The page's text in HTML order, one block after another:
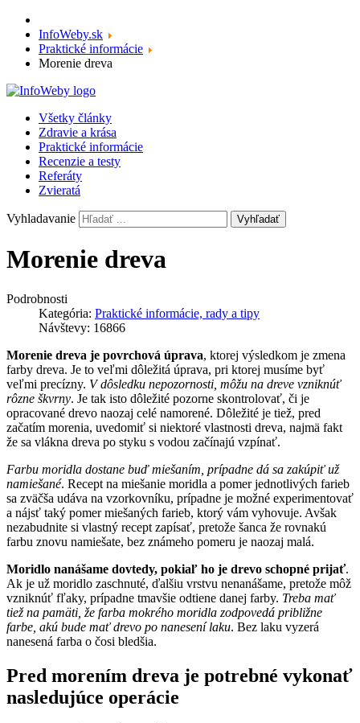
InfoWeby.sk
Praktické informácie
Morenie dreva
Všetky články
Zdravie a krása
Praktické informácie
Recenzie a testy
Referáty
Zvieratá
Vyhladavanie Vyhľadať
Morenie dreva
Podrobnosti
Kategória: Praktické informácie, rady a tipy
Návštevy: 16866
Morenie dreva je povrchová úprava, ktorej výsledkom je zmena
farby dreva. Je to veľmi dôležitá úprava, pri ktorej musíme byť
veľmi precízny. V dôsledku nepozornosti, môžu na dreve vzniknúť
rôzne škvrny. Je tak isto dôležité pozorne skontrolovať, či je
opracované drevo naozaj celé namorené. Dôležité je tiež, pred
začatím morenia, uvedomiť si niektoré vlastnosti dreva, najmä fakt
že sa vlákna dreva po styku s vodou začínajú vzpínať.
Farbu moridla dostane buď miešaním, prípadne dá sa zakúpiť už
namiešané. Recept na miešanie moridla a pomer jednotlivých farieb
sa zväčša udáva na vzorkovníku, prípadne je možné experimentovať
a nájsť taký pomer miešaných farieb, ktorý vám vyhovuje. Avšak
nezabudnite si vlastný recept zapísať, pretože šanca že rovnakú
farbu znovu namiešate, bez známeho pomeru je naozaj malá.
Moridlo nanášame dovtedy, pokiaľ ho je drevo schopné prijať.
Ak je už moridlo zaschnuté, ďalšiu vrstvu nenanášame, pretože môž
vzniknúť fľaky, prípadne tmavšie odtiene danej farby. Treba mať
tiež na pamäti, že farba mokrého moridla zodpovedá približne
farbe, akú bude mať drevo po nanesení laku. Bez laku vyzerá
nanesená farba o čosi bledšia.
Pred morením dreva je potrebné vykonať
nasledujúce operácie